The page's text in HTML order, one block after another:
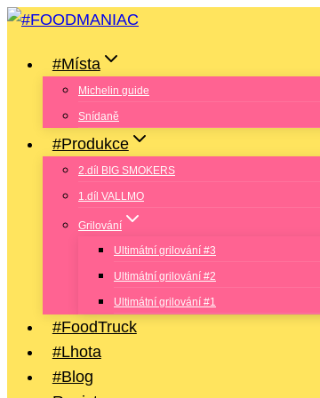
Přeskočit
obsah
#Místa
Michelin guide
Snídaně
#Produkce
2.díl BIG SMOKERS
1.díl VALLMO
Grilování
Ultimátní grilování #3
Ultimátní grilování #2
Ultimátní grilování #1
#FoodTruck
#Lhota
#Blog